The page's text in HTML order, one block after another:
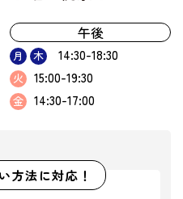
午後
月 木 14:30-18:30
火 15:00-19:30
金 14:30-17:00
方法に対応！